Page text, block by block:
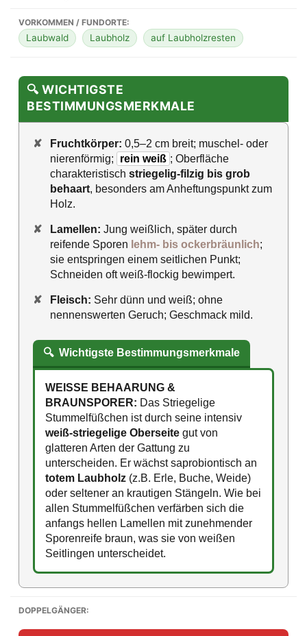
VORKOMMEN / FUNDORTE:
Laubwald Laubholz auf Laubholzresten
🔍 WICHTIGSTE
BESTIMMUNGSMERKMALE
✘ Fruchtkörper: 0,5–2 cm breit; muschel- oder
nierenförmig;
rein weiß ; Oberfläche
charakteristisch striegelig-filzig bis grob
behaart, besonders am Anheftungspunkt zum
Holz.
✘ Lamellen: Jung weißlich, später durch
reifende Sporen lehm- bis ockerbräunlich;
sie entspringen einem seitlichen Punkt;
Schneiden oft weiß-flockig bewimpert.
✘ Fleisch: Sehr dünn und weiß; ohne
nennenswerten Geruch; Geschmack mild.
🔍 Wichtigste Bestimmungsmerkmale
WEISSE BEHAARUNG &
BRAUNSPORER: Das Striegelige
Stummelfüßchen ist durch seine intensiv
weiß-striegelige Oberseite gut von
glatteren Arten der Gattung zu
unterscheiden. Er wächst saprobiontisch an
totem Laubholz (z.B. Erle, Buche, Weide)
oder seltener an krautigen Stängeln. Wie bei
allen Stummelfüßchen verfärben sich die
anfangs hellen Lamellen mit zunehmender
Sporenreife braun, was sie von weißen
Seitlingen unterscheidet.
DOPPELGÄNGER: